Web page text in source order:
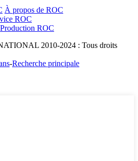
À propos de ROC
ROC
Production ROC
2010-2024 : Tous droits
-Recherche principale